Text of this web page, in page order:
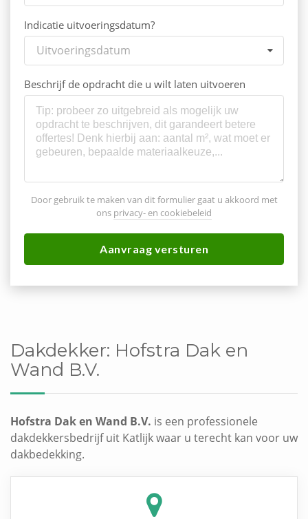
Indicatie uitvoeringsdatum?
Uitvoeringsdatum
Beschrijf de opdracht die u wilt laten uitvoeren
Door gebruik te maken van dit formulier gaat u akkoord met
ons privacy- en cookiebeleid
Aanvraag versturen
Dakdekker: Hofstra Dak en
Wand B.V.
Hofstra Dak en Wand B.V. is een professionele
dakdekkersbedrijf uit Katlijk waar u terecht kan voor uw
dakbedekking.